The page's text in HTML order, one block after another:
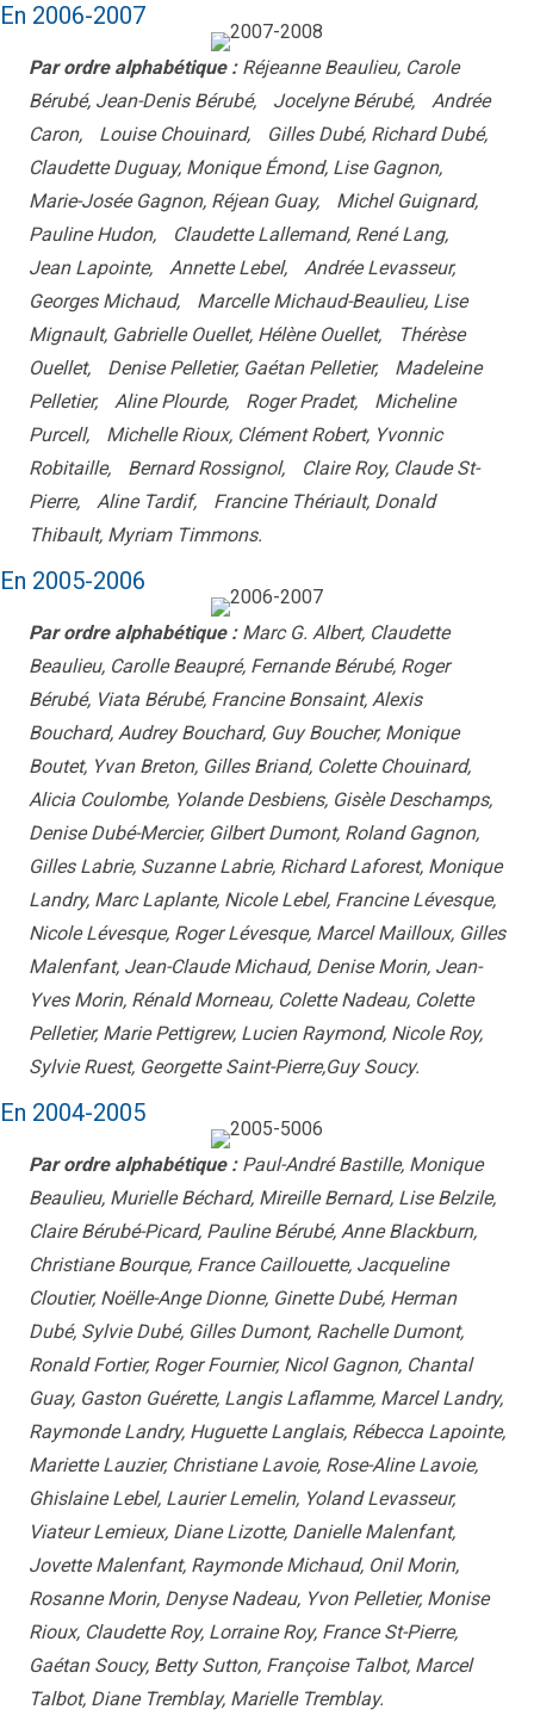
En 2006-2007
Par ordre alphabétique :Réjeanne Beaulieu, Carole
Bérubé, Jean-Denis Bérubé, Jocelyne Bérubé, Andrée
Caron, Louise Chouinard, Gilles Dubé, Richard Dubé,
Claudette Duguay, Monique Émond, Lise Gagnon,
Marie-Josée Gagnon, Réjean Guay, Michel Guignard,
Pauline Hudon, Claudette Lallemand, René Lang,
Jean Lapointe, Annette Lebel, Andrée Levasseur,
Georges Michaud, Marcelle Michaud-Beaulieu, Lise
Mignault, Gabrielle Ouellet, Hélène Ouellet, Thérèse
Ouellet, Denise Pelletier, Gaétan Pelletier, Madeleine
Pelletier, Aline Plourde, Roger Pradet, Micheline
Purcell, Michelle Rioux, Clément Robert, Yvonnic
Robitaille, Bernard Rossignol, Claire Roy, Claude St-
Pierre, Aline Tardif, Francine Thériault, Donald
Thibault, Myriam Timmons.
En 2005-2006
Par ordre alphabétique :Marc G. Albert, Claudette
Beaulieu, Carolle Beaupré, Fernande Bérubé, Roger
Bérubé, Viata Bérubé, Francine Bonsaint, Alexis
Bouchard, Audrey Bouchard, Guy Boucher, Monique
Boutet, Yvan Breton, Gilles Briand, Colette Chouinard,
Alicia Coulombe, Yolande Desbiens, Gisèle Deschamps,
Denise Dubé-Mercier, Gilbert Dumont, Roland Gagnon,
Gilles Labrie, Suzanne Labrie, Richard Laforest, Monique
Landry, Marc Laplante, Nicole Lebel, Francine Lévesque,
Nicole Lévesque, Roger Lévesque, Marcel Mailloux, Gilles
Malenfant, Jean-Claude Michaud, Denise Morin, Jean-
Yves Morin, Rénald Morneau, Colette Nadeau, Colette
Pelletier, Marie Pettigrew, Lucien Raymond, Nicole Roy,
Sylvie Ruest, Georgette Saint-Pierre,Guy Soucy.
En 2004-2005
Par ordre alphabétique :Paul-André Bastille, Monique
Beaulieu, Murielle Béchard, Mireille Bernard, Lise Belzile,
Claire Bérubé-Picard, Pauline Bérubé, Anne Blackburn,
Christiane Bourque, France Caillouette, Jacqueline
Cloutier, Noëlle-Ange Dionne, Ginette Dubé, Herman
Dubé, Sylvie Dubé, Gilles Dumont, Rachelle Dumont,
Ronald Fortier, Roger Fournier, Nicol Gagnon, Chantal
Guay, Gaston Guérette, Langis Laflamme, Marcel Landry,
Raymonde Landry, Huguette Langlais, Rébecca Lapointe,
Mariette Lauzier, Christiane Lavoie, Rose-Aline Lavoie,
Ghislaine Lebel, Laurier Lemelin, Yoland Levasseur,
Viateur Lemieux, Diane Lizotte, Danielle Malenfant,
Jovette Malenfant, Raymonde Michaud, Onil Morin,
Rosanne Morin, Denyse Nadeau, Yvon Pelletier, Monise
Rioux, Claudette Roy, Lorraine Roy, France St-Pierre,
Gaétan Soucy, Betty Sutton, Françoise Talbot, Marcel
Talbot, Diane Tremblay, Marielle Tremblay.